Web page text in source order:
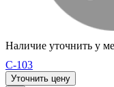
Наличие уточнить у
C-103
Уточнить цену